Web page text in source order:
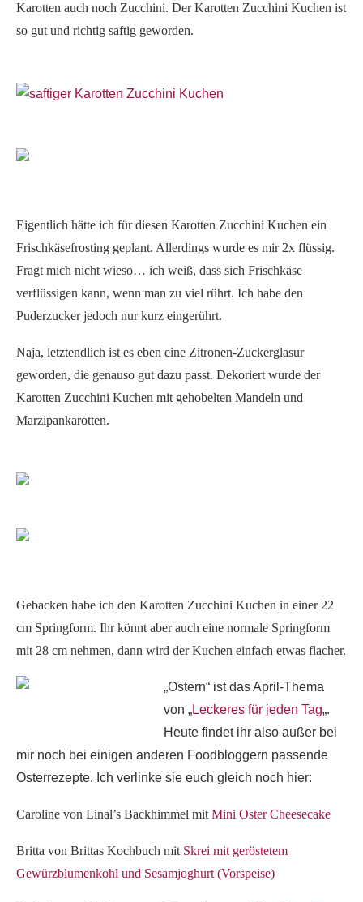
Karotten auch noch Zucchini. Der Karotten Zucchini Kuchen ist
so gut und richtig saftig geworden.
Eigentlich hätte ich für diesen Karotten Zucchini Kuchen ein
Frischkäsefrosting geplant. Allerdings wurde es mir 2x flüssig.
Fragt mich nicht wieso… ich weiß, dass sich Frischkäse
verflüssigen kann, wenn man zu viel rührt. Ich habe den
Puderzucker jedoch nur kurz eingerührt.
Naja, letztendlich ist es eben eine Zitronen-Zuckerglasur
geworden, die genauso gut dazu passt. Dekoriert wurde der
Karotten Zucchini Kuchen mit gehobelten Mandeln und
Marzipankarotten.
Gebacken habe ich den Karotten Zucchini Kuchen in einer 22
cm Springform. Ihr könnt aber auch eine normale Springform
mit 28 cm nehmen, dann wird der Kuchen einfach etwas flacher.
„Ostern“ ist das April-Thema
von „Leckeres für jeden Tag„.
Heute findet ihr also außer bei
mir noch bei einigen anderen Foodbloggern passende
Osterrezepte. Ich verlinke sie euch gleich noch hier:
Caroline von Linal’s Backhimmel mit Mini Oster Cheesecake
Britta von Brittas Kochbuch mit Skrei mit geröstetem
Gewürzblumenkohl und Sesamjoghurt (Vorspeise)